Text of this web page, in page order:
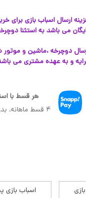
ارسال اسباب بازی برای
می باشد به استثنا
دوچرخه ،ماشین و
و به عهده مشتری می
هر قسط با
۴ قسط ماهانه. بدون سود،چک و ضامن
اسباب بازی